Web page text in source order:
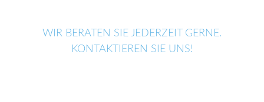
WIR BERATEN SIE JEDERZEIT GERNE.
KONTAKTIEREN SIE UNS!